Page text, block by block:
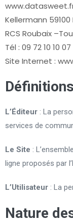
Kellermann 59100
RCS Roubaix
Tél : 09 72 10 10 07
Site Internet :
L’Éditeur : La
services de
Le Site :
ligne proposés par
L’Utilisateur : La
Nature